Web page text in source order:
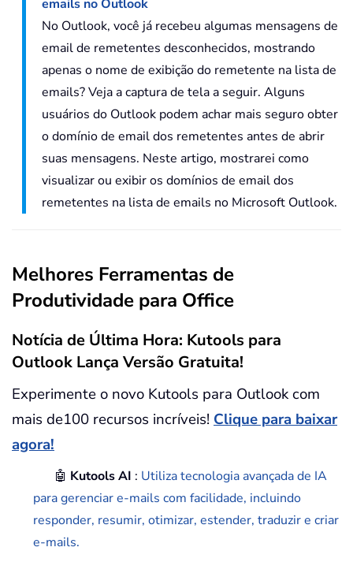
emails no Outlook
No Outlook, você já recebeu algumas mensagens de
email de remetentes desconhecidos, mostrando
apenas o nome de exibição do remetente na lista de
emails? Veja a captura de tela a seguir. Alguns
usuários do Outlook podem achar mais seguro obter
o domínio de email dos remetentes antes de abrir
suas mensagens. Neste artigo, mostrarei como
visualizar ou exibir os domínios de email dos
remetentes na lista de emails no Microsoft Outlook.
Melhores Ferramentas de
Produtividade para Office
Notícia de Última Hora: Kutools para
Outlook Lança Versão Gratuita!
Experimente o novo Kutools para Outlook com
mais de100 recursos incríveis! Clique para baixar
agora!
🤖 Kutools AI : Utiliza tecnologia avançada de IA
para gerenciar e-mails com facilidade, incluindo
responder, resumir, otimizar, estender, traduzir e criar
e-mails.